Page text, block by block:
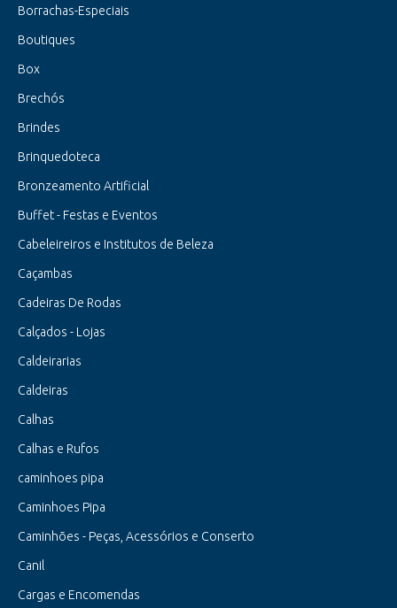
Borrachas-Especiais
Boutiques
Box
Brechós
Brindes
Brinquedoteca
Bronzeamento Artificial
Buffet - Festas e Eventos
Cabeleireiros e Institutos de Beleza
Caçambas
Cadeiras De Rodas
Calçados - Lojas
Caldeirarias
Caldeiras
Calhas
Calhas e Rufos
caminhoes pipa
Caminhoes Pipa
Caminhões - Peças, Acessórios e Conserto
Canil
Cargas e Encomendas